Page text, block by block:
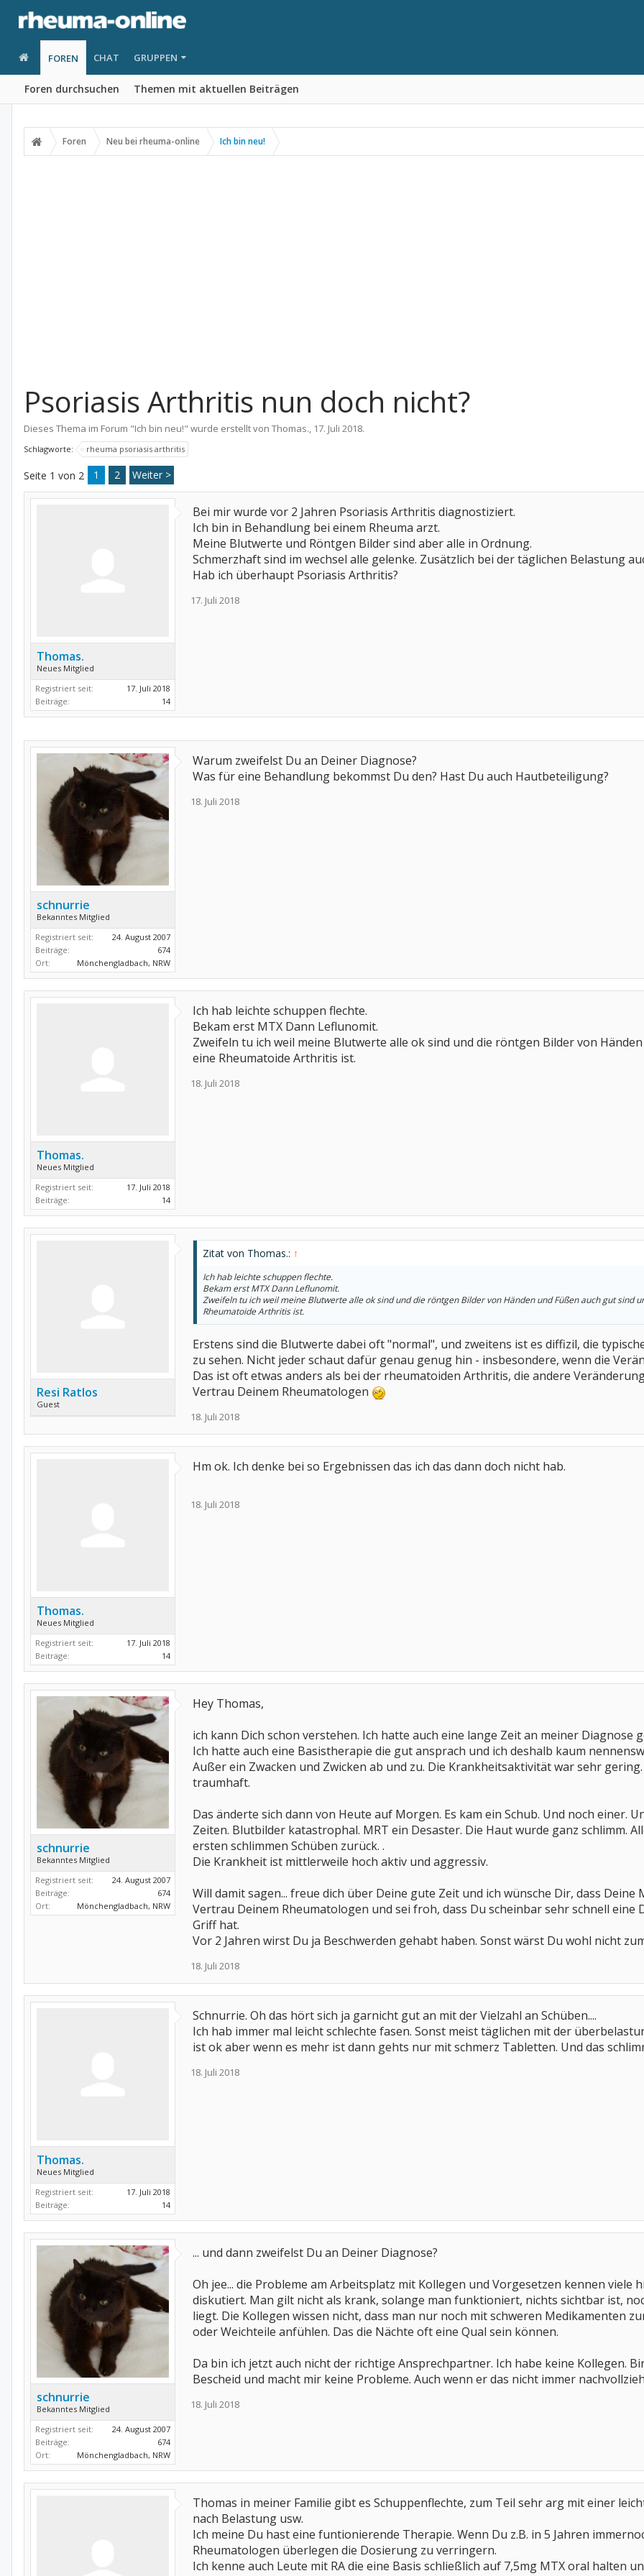
FOREN
Foren durchsuchen Themen mit aktuellen Beiträgen
CHAT GRUPPEN
Foren Neu bei rheuma-online Ich bin neu!
Psoriasis Arthritis nun doch nicht?
Dieses Thema im Forum "Ich bin neu!" wurde erstellt von Thomas., 17. Juli 2018.
Schlagworte: rheuma psoriasis arthritis
Seite 1 von 2 1 2 Weiter >
Thomas.
Neues Mitglied
Registriert seit:
17. Juli 2018
Beiträge:
14
Bei mir wurde vor 2 Jahren Psoriasis Arthritis diagnostiziert.
Ich bin in Behandlung bei einem Rheuma arzt.
Meine Blutwerte und Röntgen Bilder sind aber alle in Ordnung.
Schmerzhaft sind im wechsel alle gelenke. Zusätzlich bei der täglichen Belastung
Hab ich überhaupt Psoriasis Arthritis?
17. Juli 2018
schnurrie
Bekanntes Mitglied
Registriert seit:
24. August 2007
Beiträge:
674
Ort:
Mönchengladbach, NRW
Warum zweifelst Du an Deiner Diagnose?
Was für eine Behandlung bekommst Du den? Hast Du auch Hautbeteiligung?
18. Juli 2018
Thomas.
Neues Mitglied
Registriert seit:
17. Juli 2018
Beiträge:
14
Ich hab leichte schuppen flechte.
Bekam erst MTX Dann Leflunomit.
Zweifeln tu ich weil meine Blutwerte alle ok sind und die röntgen Bilder von
eine Rheumatoide Arthritis ist.
18. Juli 2018
Resi Ratlos
Guest
Zitat von Thomas.: ↑
Ich hab leichte schuppen flechte.
Bekam erst MTX Dann Leflunomit.
Zweifeln tu ich weil meine Blutwerte alle ok sind und die röntgen Bilder von Händen und Füßen auch gut sind
Rheumatoide Arthritis ist.
Erstens sind die Blutwerte dabei oft "normal", und zweitens ist es diffizil, die
zu sehen. Nicht jeder schaut dafür genau genug hin - insbesondere, wenn die
Das ist oft etwas anders als bei der rheumatoiden Arthritis, die andere
Vertrau Deinem Rheumatologen
18. Juli 2018
Thomas.
Neues Mitglied
Registriert seit:
17. Juli 2018
Beiträge:
14
Hm ok. Ich denke bei so Ergebnissen das ich das dann doch nicht hab.
18. Juli 2018
schnurrie
Bekanntes Mitglied
Registriert seit:
24. August 2007
Beiträge:
674
Ort:
Mönchengladbach, NRW
Hey Thomas,
ich kann Dich schon verstehen. Ich hatte auch eine lange Zeit an meiner Diagnose
Ich hatte auch eine Basistherapie die gut ansprach und ich deshalb kaum
Außer ein Zwacken und Zwicken ab und zu. Die Krankheitsaktivität war sehr
traumhaft.
Das änderte sich dann von Heute auf Morgen. Es kam ein Schub. Und noch einer.
Zeiten. Blutbilder katastrophal. MRT ein Desaster. Die Haut wurde ganz schlimm.
ersten schlimmen Schüben zurück. .
Die Krankheit ist mittlerweile hoch aktiv und aggressiv.
Will damit sagen... freue dich über Deine gute Zeit und ich wünsche Dir, dass
Vertrau Deinem Rheumatologen und sei froh, dass Du scheinbar sehr schnell eine
Griff hat.
Vor 2 Jahren wirst Du ja Beschwerden gehabt haben. Sonst wärst Du wohl nicht
18. Juli 2018
Thomas.
Neues Mitglied
Registriert seit:
17. Juli 2018
Beiträge:
14
Schnurrie. Oh das hört sich ja garnicht gut an mit der Vielzahl an Schüben....
Ich hab immer mal leicht schlechte fasen. Sonst meist täglichen mit der
ist ok aber wenn es mehr ist dann gehts nur mit schmerz Tabletten. Und das
18. Juli 2018
schnurrie
Bekanntes Mitglied
Registriert seit:
24. August 2007
Beiträge:
674
Ort:
Mönchengladbach, NRW
... und dann zweifelst Du an Deiner Diagnose?
Oh jee... die Probleme am Arbeitsplatz mit Kollegen und Vorgesetzen kennen viele
diskutiert. Man gilt nicht als krank, solange man funktioniert, nichts sichtbar ist,
liegt. Die Kollegen wissen nicht, dass man nur noch mit schweren Medikamenten
oder Weichteile anfühlen. Das die Nächte oft eine Qual sein können.
Da bin ich jetzt auch nicht der richtige Ansprechpartner. Ich habe keine Kollegen.
Bescheid und macht mir keine Probleme. Auch wenn er das nicht immer
18. Juli 2018
Thomas in meiner Familie gibt es Schuppenflechte, zum Teil sehr arg mit einer
nach Belastung usw.
Ich meine Du hast eine funtionierende Therapie. Wenn Du z.B. in 5 Jahren
Rheumatologen überlegen die Dosierung zu verringern.
Ich kenne auch Leute mit RA die eine Basis schließlich auf 7,5mg MTX oral halten